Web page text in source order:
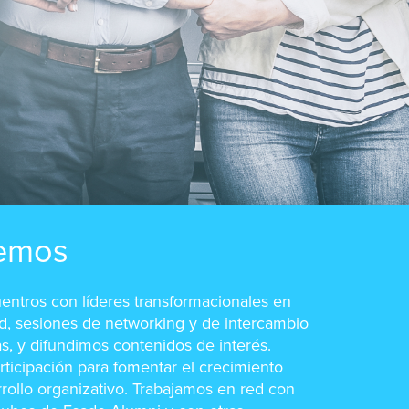
con líderes transformacionales en
sesiones de networking y de intercambio
y difundimos contenidos de interés.
para fomentar el crecimiento
organizativo. Trabajamos en red con